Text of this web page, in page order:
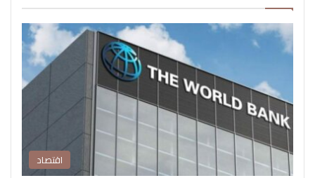
اقتصاد